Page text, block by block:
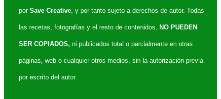
por Save Creative , y por tanto sujeto a derechos de autor. Todas
las recetas, fotografías y el resto de contenidos, NO PUEDEN
SER COPIADOS, ni publicados total o parcialmente en otras
páginas, web o cualquier otros medios, sin la autorización previa
por escrito del autor.